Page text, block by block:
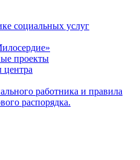
социальных услуг
проекты
центра
работника и правила
распорядка.